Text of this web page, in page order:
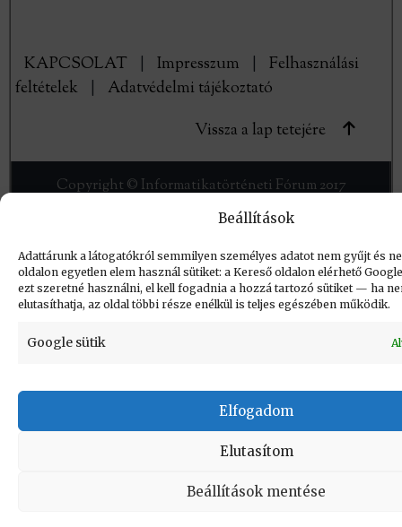
Beállítások
Adattárunk a látogatókról semmilyen személyes adatot nem gyűjt és
oldalon egyetlen elem használ sütiket: a Kereső oldalon elérhető
ezt szeretné használni, el kell fogadnia a hozzá tartozó sütiket — ha
elutasíthatja, az oldal többi része enélkül is teljes egészében működik.
Google sütik
Elfogadom
Elutasítom
Beállítások mentése
KAPCSOLAT Impresszum
Felhasználási
feltételek
Adatvédelmi tájékoztató
Vissza a lap tetejére
Copyright © Informatikatörténeti Fórum 2017